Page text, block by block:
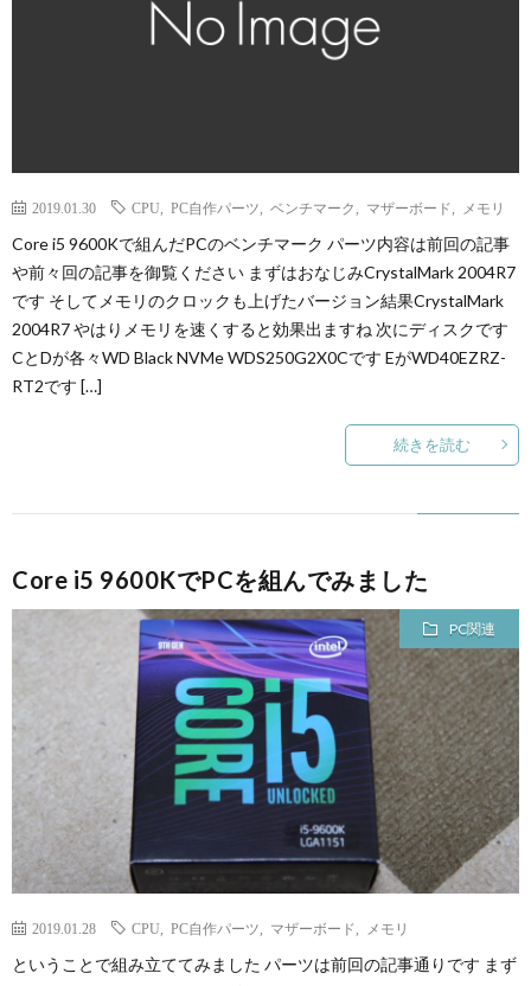
2019.01.30 CPU PC自作パーツ ベンチマーク マザーボード メモリ
Core i5 9600Kで組んだPCのベンチマーク パーツ内容は前回の記事
や前々回の記事を御覧ください まずはおなじみCrystalMark 2004R7
です そしてメモリのクロックも上げたバージョン結果CrystalMark
2004R7 やはりメモリを速くすると効果出ますね 次にディスクです
CとDが各々WD Black NVMe WDS250G2X0Cです EがWD40EZRZ-
RT2です […]
続きを読む
Core i5 9600KでPCを組んでみました
PC関連
2019.01.28 CPU PC自作パーツ マザーボード メモリ
ということで組み立ててみました パーツは前回の記事通りです まず